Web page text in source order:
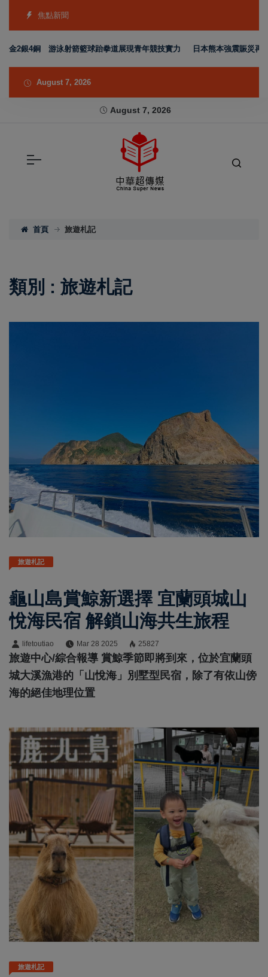
焦點新聞
4銅 游泳射箭籃球跆拳道展現青年競技實力 日本熊本強震賑災再獲支持
August 7, 2026
August 7, 2026
首頁 旅遊札記
類別 : 旅遊札記
旅遊札記
龜山島賞鯨新選擇 宜蘭頭城山
悅海民宿 解鎖山海共生旅程
lifetoutiao Mar 28 2025 25827
旅遊中心/綜合報導 賞鯨季節即將到來，位於宜蘭頭
城大溪漁港的「山悅海」別墅型民宿，除了有依山傍
海的絕佳地理位置
旅遊札記